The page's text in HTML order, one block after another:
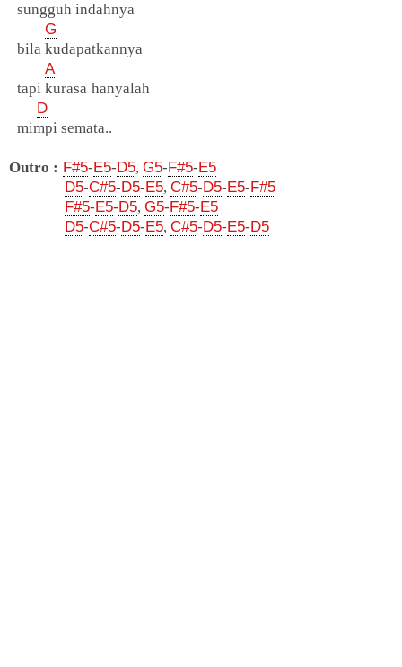
sungguh indahnya
G
bila kudapatkannya
A
tapi kurasa hanyalah
D
mimpi semata..
Outro : F#5-E5-D5,G5-F#5-E5
D5-C#5-D5-E5,C#5-D5-E5-F#5
F#5-E5-D5,G5-F#5-E5
D5-C#5-D5-E5,C#5-D5-E5-D5